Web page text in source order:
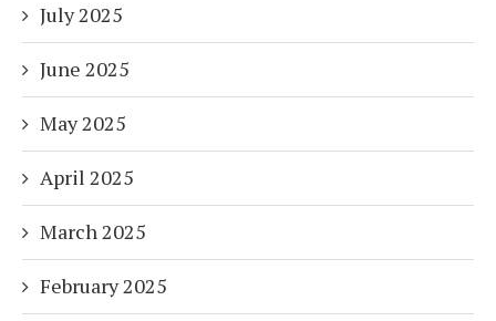
July 2025
June 2025
May 2025
April 2025
March 2025
February 2025